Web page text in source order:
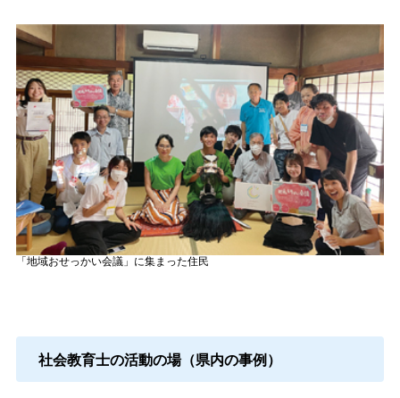
「地域おせっかい会議」に集まった住民
社会教育士の活動の場（県内の事例）